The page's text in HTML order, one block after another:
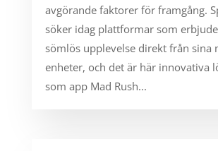
avgörande faktorer för framgång.
söker idag plattformar som
sömlös upplevelse direkt från sina
enheter, och det är här innovativa
som app Mad Rush...